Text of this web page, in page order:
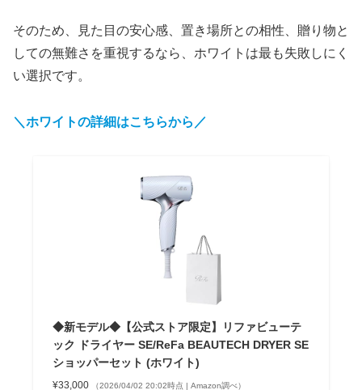
そのため、見た目の安心感、置き場所との相性、贈り物と
しての無難さを重視するなら、ホワイトは最も失敗しにく
い選択です。
＼ホワイトの詳細はこちらから／
◆新モデル◆【公式ストア限定】リファビューテ
ック ドライヤー SE/ReFa BEAUTECH DRYER SE
ショッパーセット (ホワイト)
¥33,000 （2026/04/02 20:02時点 | Amazon調べ）